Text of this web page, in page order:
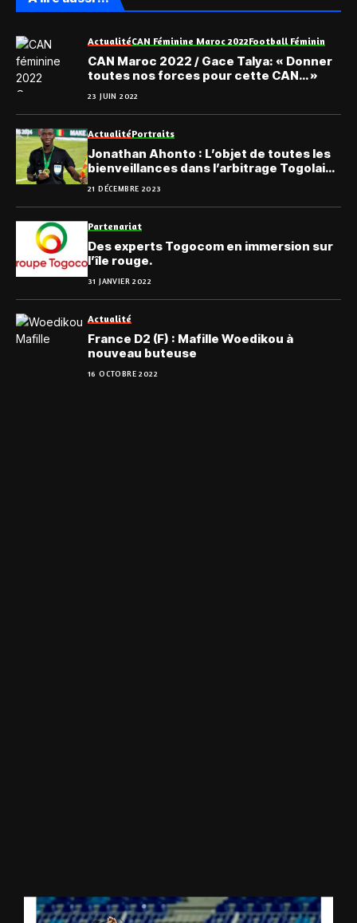
ActualitéCAN Féminine Maroc 2022Football Féminin
CAN Maroc 2022 / Gace Talya: « Donner
toutes nos forces pour cette CAN… »
23 JUIN 2022
ActualitéPortraits
Jonathan Ahonto : L’objet de toutes les
bienveillances dans l’arbitrage Togolais
contemporain
21 DÉCEMBRE 2023
Partenariat
Des experts Togocom en immersion sur
l’île rouge.
31 JANVIER 2022
Actualité
France D2 (F) : Mafille Woedikou à
nouveau buteuse
16 OCTOBRE 2022